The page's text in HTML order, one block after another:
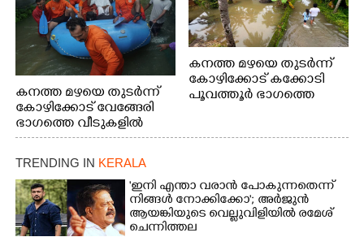
കനത്ത മഴയെ തുടർന്ന്
കോഴിക്കോട് വേങ്ങേരി
ഭാഗത്തെ വീടുകളിൽ
വെള്ളം
കയറിയപ്പോൾ ആളുകളെ
സുരക്ഷിത സ്ഥാനത്തേക്ക്
മാറ്റുന്ന സുരക്ഷാസേനാം
ഗങ്ങൾ
കനത്ത മഴയെ തുടർന്ന്
കോഴിക്കോട് കക്കോടി
പൂവത്തൂർ ഭാഗത്തെ
TRENDING IN KERALA
'ഇനി എന്താ വരാൻ പോകുന്നതെന്ന്
നിങ്ങൾ നോക്കിക്കോ'; അർജുൻ
ആയങ്കിയുടെ വെല്ലുവിളിയിൽ രമേശ്
ചെന്നിത്തല